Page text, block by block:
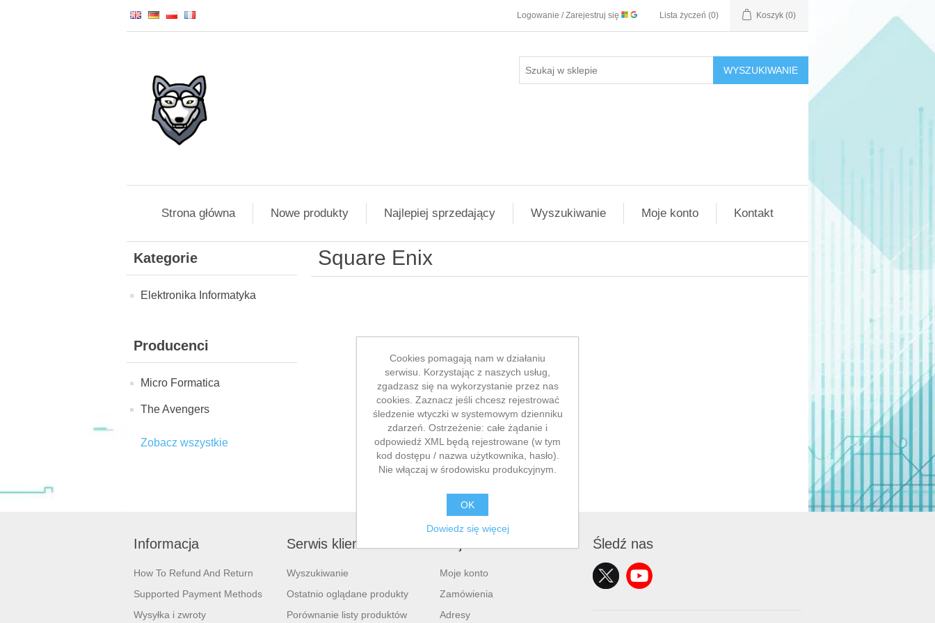
Logowanie / Zarejestruj się Lista życzeń (0) Koszyk (0)
WYSZUKIWANIE
Strona główna Nowe produkty Najlepiej sprzedający Wyszukiwanie Moje konto Kontakt
Kategorie
Elektronika Informatyka
Producenci
Micro Formatica
The Avengers
Zobacz wszystkie
Square Enix
Informacja
How To Refund And Return
Supported Payment Methods
Wysyłka i zwroty
Serwis klienta
Wyszukiwanie
Ostatnio oglądane produkty
Porównanie listy produktów
Moje konto
Zamówienia
Adresy
Śledź nas
Cookies pomagają nam w działaniu
serwisu. Korzystając z naszych usług,
zgadzasz się na wykorzystanie przez nas
cookies. Zaznacz jeśli chcesz rejestrować
śledzenie wtyczki w systemowym dzienniku
zdarzeń. Ostrzeżenie: całe żądanie i
odpowiedź XML będą rejestrowane (w tym
kod dostępu / nazwa użytkownika, hasło).
Nie włączaj w środowisku produkcyjnym.
OK
Dowiedz się więcej